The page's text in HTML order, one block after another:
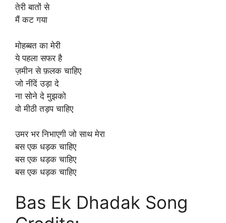
तेरी बातों से
मैं कट गया
मोहब्बत का मेरी
ये पहला सफर है
ज़मीन से फ़लक चाहिए
जो नींदें उड़ा दे
ना सोने दे मुझको
वो मीठी तड़प चाहिए
उमर भर निभाएगी जो साथ मेरा
बस एक धड़क चाहिए
बस एक धड़क चाहिए
बस एक धड़क चाहिए
Bas Ek Dhadak Song